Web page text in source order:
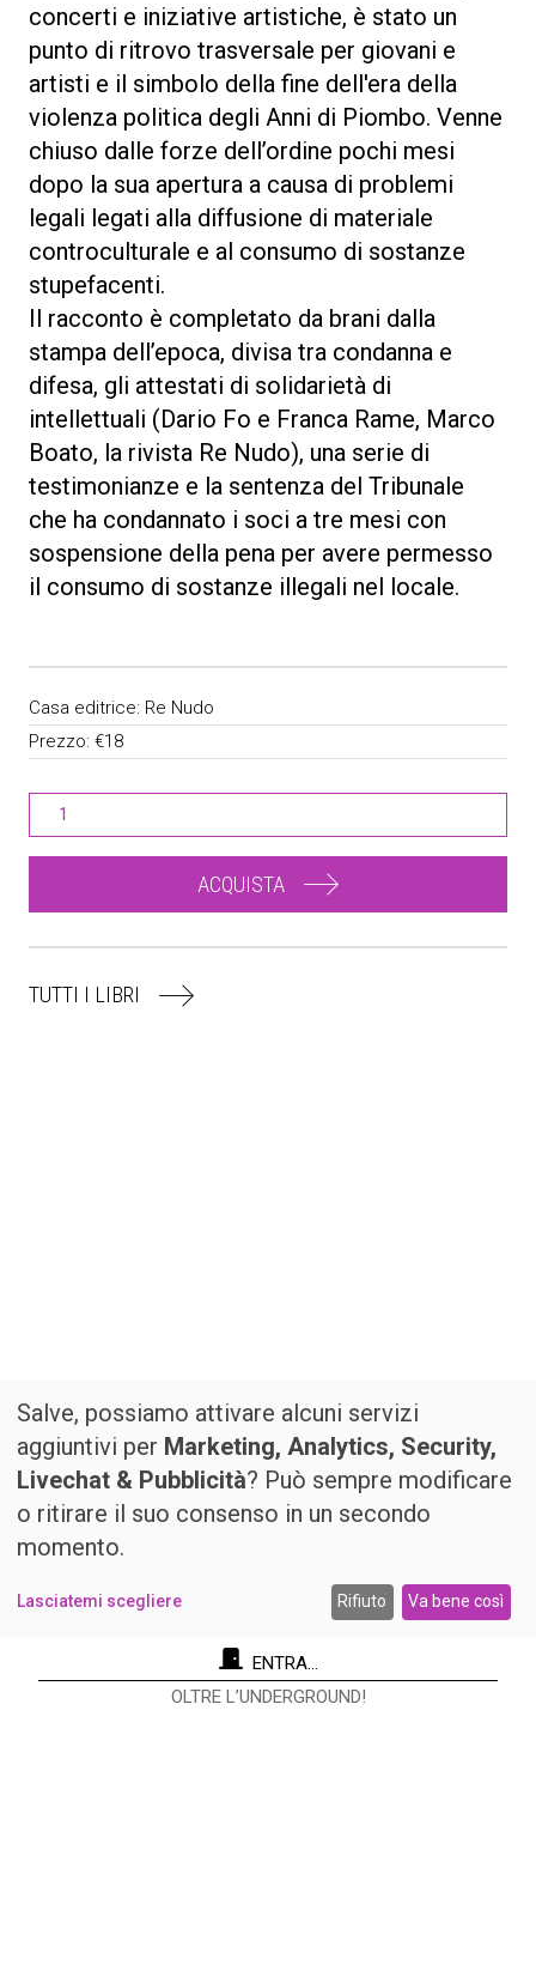
ENTRA...
OLTRE L’UNDERGROUND!
concerti e iniziative artistiche, è stato un
punto di ritrovo trasversale per giovani e
artisti e il simbolo della fine dell'era della
violenza politica degli Anni di Piombo. Venne
chiuso dalle forze dell’ordine pochi mesi
dopo la sua apertura a causa di problemi
legali legati alla diffusione di materiale
controculturale e al consumo di sostanze
stupefacenti.
Il racconto è completato da brani dalla
stampa dell’epoca, divisa tra condanna e
difesa, gli attestati di solidarietà di
intellettuali (Dario Fo e Franca Rame, Marco
Boato, la rivista Re Nudo), una serie di
testimonianze e la sentenza del Tribunale
che ha condannato i soci a tre mesi con
sospensione della pena per avere permesso
il consumo di sostanze illegali nel locale.
Casa editrice: Re Nudo
Prezzo: €18
ACQUISTA
TUTTI I LIBRI
Salve, possiamo attivare alcuni servizi
aggiuntivi per Marketing, Analytics, Security,
Livechat & Pubblicità? Può sempre modificare
o ritirare il suo consenso in un secondo
momento.
Lasciatemi scegliere Rifiuto Va bene così